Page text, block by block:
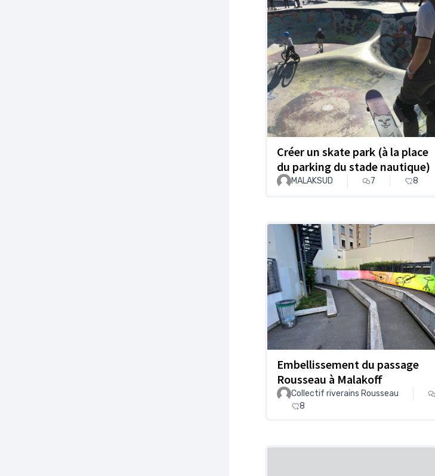
Créer un skate park (à la place
du parking du stade nautique)
MALAKSUD 7 8
Embellissement du passage
Rousseau à Malakoff
Collectif riverains Rousseau
8